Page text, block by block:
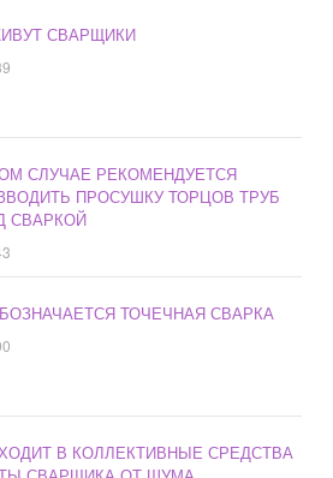
СВАРЩИКИ
СЛУЧАЕ РЕКОМЕНДУЕТСЯ
ПРОСУШКУ ТОРЦОВ ТРУБ
СВАРКОЙ
ТОЧЕЧНАЯ СВАРКА
В КОЛЛЕКТИВНЫЕ СРЕДСТВА